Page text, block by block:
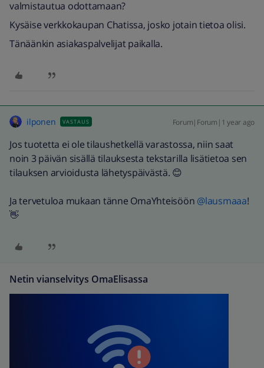
valmistautua odottamaan?
Kysäise verkkokaupan Chatissa, josko jotain tietoa olisi.
Tänäänkin asiakaspalvelijat paikalla.
ilponen VASTAUS Forum|Forum|1 year ago
Jos tuotetta ei ole tilaushetkellä varastossa, niin saat
noin 3 päivän sisällä tilauksesta tekstarilla lisätietoa sen
tilauksen arvioidusta lähetyspäivästä. 😊
Ja tervetuloa mukaan tänne OmaYhteisöön ​ @lausmaaa!
👋
Netin vianselvitys OmaElisassa